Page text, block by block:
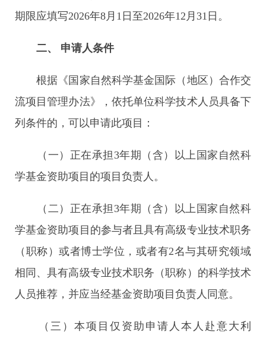
期限应填写2026年8月1日至2026年12月31日。
二、 申请人条件
根据《国家自然科学基金国际（地区）合作交
流项目管理办法》，依托单位科学技术人员具备下
列条件的，可以申请此项目：
（一）正在承担3年期（含）以上国家自然科
学基金资助项目的项目负责人。
（二）正在承担3年期（含）以上国家自然科
学基金资助项目的参与者且具有高级专业技术职务
（职称）或者博士学位，或者有2名与其研究领域
相同、具有高级专业技术职务（职称）的科学技术
人员推荐，并应当经基金资助项目负责人同意。
（三）本项目仅资助申请人本人赴意大利